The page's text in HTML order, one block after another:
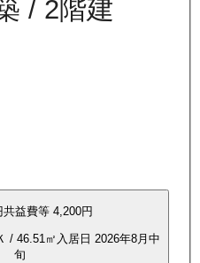
/ 2階建
共益費等 4,200円
/ 46.51㎡ 入居日 2026年8月中
旬